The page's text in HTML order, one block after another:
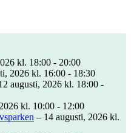
kl. 18:00 - 20:00
2026 kl. 16:00 - 18:30
augusti, 2026 kl. 18:00 -
kl. 10:00 - 12:00
– 14 augusti, 2026 kl.